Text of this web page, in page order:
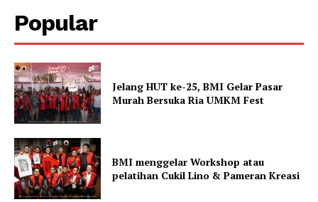
Popular
Jelang HUT ke-25, BMI Gelar Pasar
Murah Bersuka Ria UMKM Fest
BMI menggelar Workshop atau
pelatihan Cukil Lino & Pameran Kreasi